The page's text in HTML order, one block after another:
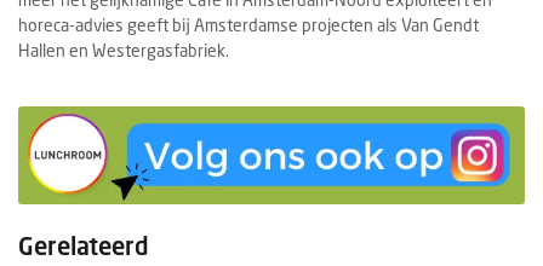
horeca-advies geeft bij Amsterdamse projecten als Van Gendt
Hallen en Westergasfabriek.
Gerelateerd